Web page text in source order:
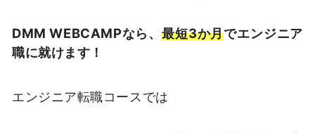
DMM WEBCAMPなら、最短3か月でエンジニア
職に就けます！
エンジニア転職コースでは